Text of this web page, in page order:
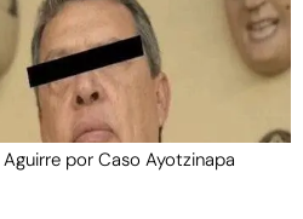
por Caso Ayotzinapa